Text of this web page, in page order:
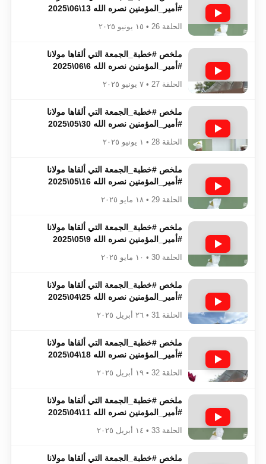
#أمير_المؤمنين​​​​​​​​​​​​​​ نصره الله 13\06\2025
الحلقة 26 • ١٥ يونيو ٢٠٢٥
ملخص #خطبة_الجمعة​​​​​​​​​​​​​​ التي ألقاها مولانا
#أمير_المؤمنين​​​​​​​​​​​​​​ نصره الله 6\06\2025
الحلقة 27 • ٧ يونيو ٢٠٢٥
ملخص #خطبة_الجمعة​​​​​​​​​​​​​​ التي ألقاها مولانا
#أمير_المؤمنين​​​​​​​​​​​​​​ نصره الله 30\05\2025
الحلقة 28 • ١ يونيو ٢٠٢٥
ملخص #خطبة_الجمعة​​​​​​​​​​​​​​ التي ألقاها مولانا
#أمير_المؤمنين​​​​​​​​​​​​​​ نصره الله 16\05\2025
الحلقة 29 • ١٨ مايو ٢٠٢٥
ملخص #خطبة_الجمعة​​​​​​​​​​​​​​ التي ألقاها مولانا
#أمير_المؤمنين​​​​​​​​​​​​​​ نصره الله 9\05\2025
الحلقة 30 • ١٠ مايو ٢٠٢٥
ملخص #خطبة_الجمعة​​​​​​​​​​​​​​ التي ألقاها مولانا
#أمير_المؤمنين​​​​​​​​​​​​​​ نصره الله 25\04\2025
الحلقة 31 • ٢٦ أبريل ٢٠٢٥
ملخص #خطبة_الجمعة​​​​​​​​​​​​​​ التي ألقاها مولانا
#أمير_المؤمنين​​​​​​​​​​​​​​ نصره الله 18\04\2025
الحلقة 32 • ١٩ أبريل ٢٠٢٥
ملخص #خطبة_الجمعة​​​​​​​​​​​​​​ التي ألقاها مولانا
#أمير_المؤمنين​​​​​​​​​​​​​​ نصره الله 11\04\2025
الحلقة 33 • ١٤ أبريل ٢٠٢٥
ملخص #خطبة_الجمعة​​​​​​​​​​​​​​ التي ألقاها مولانا